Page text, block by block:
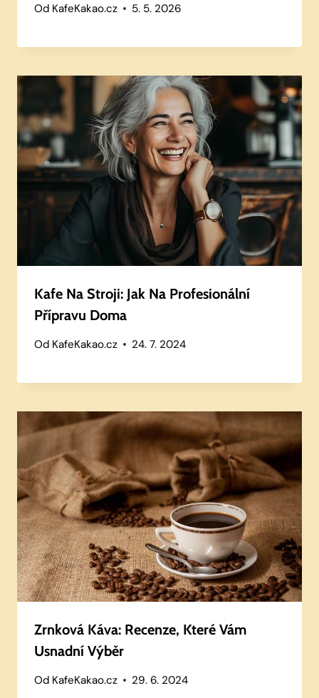
Od KafeKakao.cz 5. 5. 2026
Kafe Na Stroji: Jak Na Profesionální
Přípravu Doma
Od KafeKakao.cz 24. 7. 2024
Zrnková Káva: Recenze, Které Vám
Usnadní Výběr
Od KafeKakao.cz 29. 6. 2024